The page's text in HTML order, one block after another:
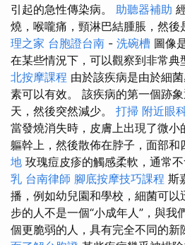
引起的急性傳染病。 助聽器補助
燒，喉嚨痛，頸淋巴結腫脹，然後
理之家 台胞證台南 - 洗碗槽 圖像
在某些情況下，可以觀察到非常典
北按摩課程 由於該疾病是由於細
素可以有效。 該疾病的第一個跡
天，然後突然減少。 打掃 附近眼
當發燒消失時，皮膚上出現了微小
軀幹上，然後散佈在脖子，面部和
地 玫瑰痘皮疹的觸感柔軟，通常
乳 台南律師 腳底按摩技巧課程 斯
播，例如幼兒園和學校，細菌可
步的人不是一個“小成年人”，與我
個更脆弱的人，具有完全不同的新